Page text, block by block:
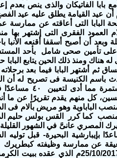
فى رسالة عيد القيامة لسنة 2018م أن عيد القيامة يطلق
البابا التى أعاقته عن
الفقرى التى إشتهر بها منذ
وبعد أن أصبح أسقفا أقنعه
تأمين صحى شامل بأحد
هناك ومنذ ذلك الحين يتابع
ثم أشتهر البابا فيما بعد
الكنيسة فى تصريح له أن
تمنعه من ممارسة
كل منهم يقدم تقريرًا عن ما
الباباوية وهو مريض بألام فى
كما كرر القس بولس حليم
المصري عانىَّ في الشهور
بإيبارشية البحيرة- قبل توليه
عن ممارسة وظيفته كبطريرك
عن الخدمة : خلال اجتماع الأربعاء فى 25/10/